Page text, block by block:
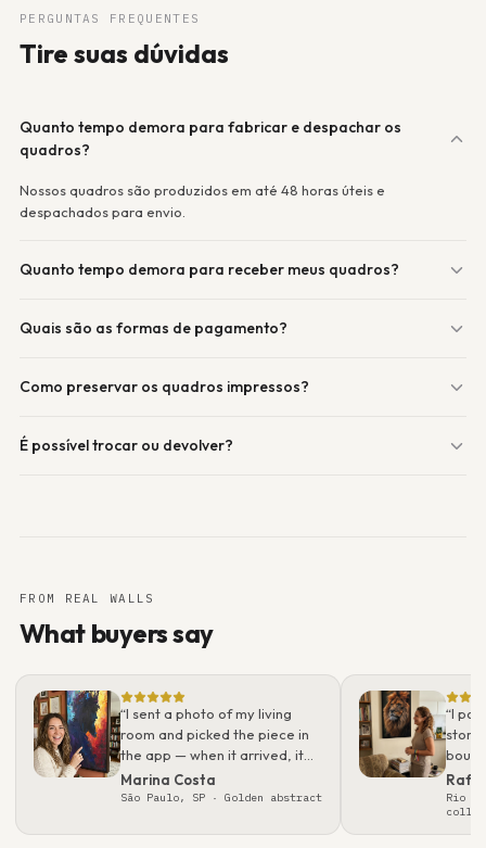
PERGUNTAS FREQUENTES
Tire suas dúvidas
Quanto tempo demora para fabricar e despachar os
quadros?
Nossos quadros são produzidos em até 48 horas úteis e
despachados para envio.
Quanto tempo demora para receber meus quadros?
Quais são as formas de pagamento?
Como preservar os quadros impressos?
É possível trocar ou devolver?
FROM REAL WALLS
What buyers say
“I sent a photo of my living
room and picked the piece in
the app — when it arrived, it
looked even better than on
screen. Packaging was
gift.”
Marina Costa
São Paulo, SP· Golden abstract
“I
story.
what
real
Rio